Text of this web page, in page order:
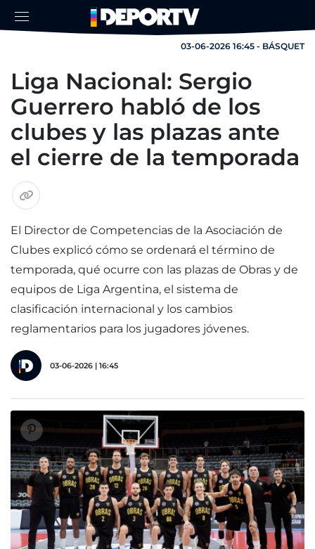
03-06-2026 16:45 - BÁSQUET
Liga Nacional: Sergio
Guerrero habló de los
clubes y las plazas ante
el cierre de la temporada
El Director de Competencias de la Asociación de
Clubes explicó cómo se ordenará el término de
temporada, qué ocurre con las plazas de Obras y de
equipos de Liga Argentina, el sistema de
clasificación internacional y los cambios
reglamentarios para los jugadores jóvenes.
03-06-2026 | 16:45